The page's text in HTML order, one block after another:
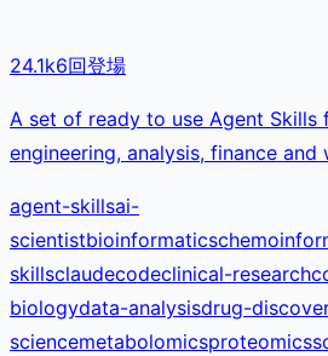
24.1k6回登場
A set of ready to use Agent Skills
engineering, analysis, finance and
agent-skillsai-
scientistbioinformatics
skillsclaudecodeclinical-research
biologydata-analysisdrug-
sciencemetabolomicsproteomics